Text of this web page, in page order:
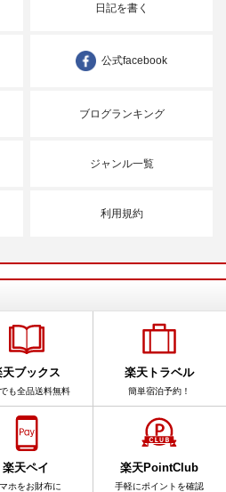
日記を書く
公式facebook
ブログランキング
ジャンル一覧
利用規約
天ブックス
も全品送料無料
楽天トラベル
簡単宿泊予約！
楽天ペイ
ホをお財布に
楽天PointClub
手軽にポイントを確認